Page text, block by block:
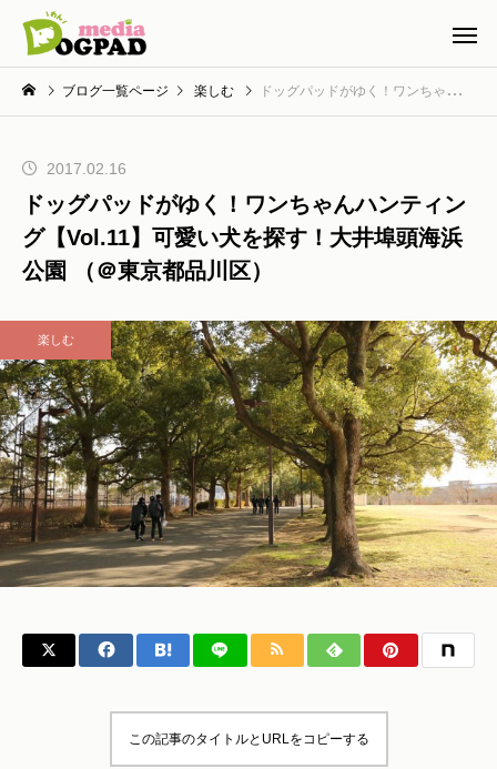
ブログ一覧ページ 楽しむ ドッグパッドがゆく！ワンちゃんハンティング【Vol.11】可愛い犬を探す！大井埠頭海浜公園 （＠東京都品川区）
2017.02.16
ドッグパッドがゆく！ワンちゃんハンティン
グ【Vol.11】可愛い犬を探す！大井埠頭海浜
公園 （＠東京都品川区）
楽しむ
この記事のタイトルとURLをコピーする